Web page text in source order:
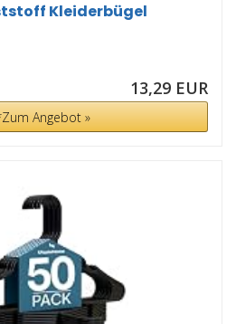
Kleiderbügel
13,29 EUR
Angebot »